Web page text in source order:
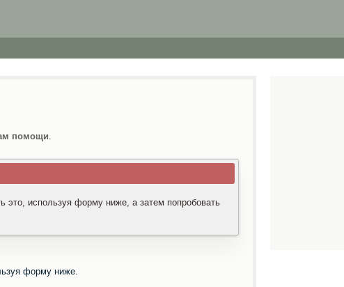
помощи.
это, используя форму ниже, а затем попробовать
форму ниже.